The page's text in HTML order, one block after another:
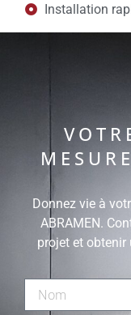
Installation
Donnez vie à
ABRAMEN.
projet et